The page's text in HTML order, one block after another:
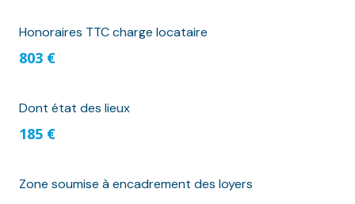
Honoraires TTC charge locataire
803 €
Dont état des lieux
185 €
Zone soumise à encadrement des loyers